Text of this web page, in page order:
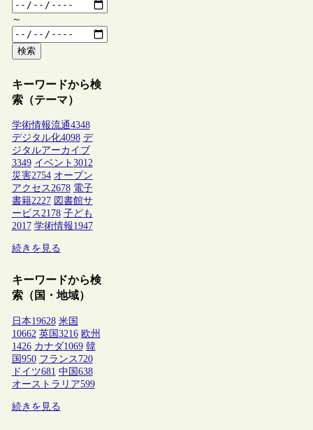
～
検索
キーワードから検
索（テーマ）
学術情報流通4348
デジタル化4098 デ
ジタルアーカイブ
3349 イベント 3012
災害2754 オープン
アクセス2678 電子
書籍2227 図書館サ
ービス2178 子ども
2017 学術情報1947
続きを見る
キーワードから検
索（国・地域）
日本19628 米国
10662 英国 3216 欧州
1426 カナダ1069 韓
国 950 フランス 720
ドイツ681 中国 638
オーストラリア599
続きを見る